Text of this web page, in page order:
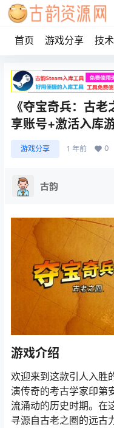
首页 游戏分享 技
《夺宝奇兵：古
享账号+激活入库
游戏分享 1 年前 0
古韵
游戏介绍
欢迎来到这款引人入胜
演传奇的考古学家印第
流涌动的历史时期。在
寻源自古老之圈的远古